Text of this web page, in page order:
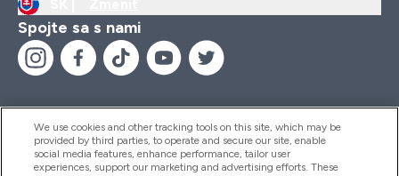
Spojte sa s nami
Pomoc & Informácie
We use cookies and other tracking tools on this site, which may be
provided by third parties, to operate and secure our site, enable
social media features, enhance performance, tailor user
experiences, support our marketing and advertising efforts. These